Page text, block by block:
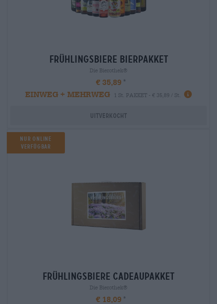
frühlingsbiere Bierpakket
Die Bierothek®
€ 35,89
EINWEG + MEHRWEG
1 St. PAKKET - € 35,89 / St.
Uitverkocht
Nur Online
Verfügbar
frühlingsbiere Cadeaupakket
Die Bierothek®
€ 18,09